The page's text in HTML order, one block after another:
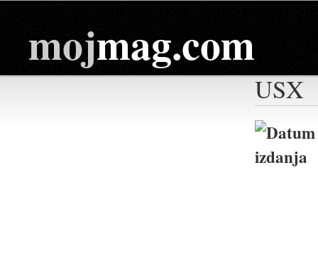
mojmag.com
USX